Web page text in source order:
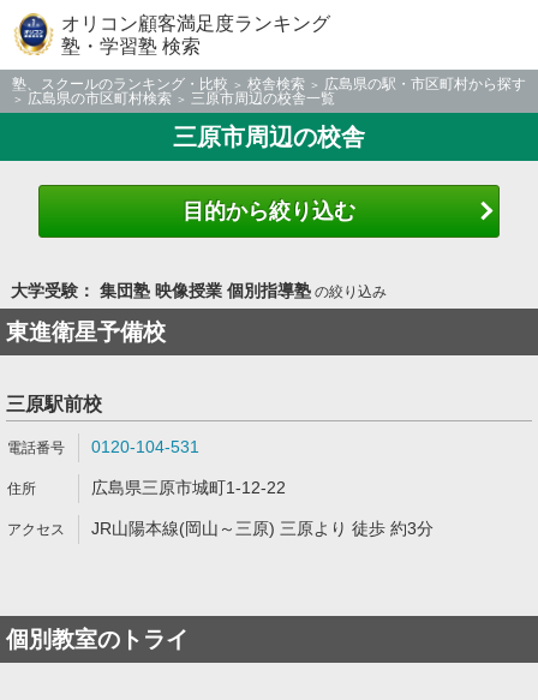
オリコン顧客満足度ランキング
塾・学習塾 検索
塾、スクールのランキング・比較 校舎検索
広島県の駅・市区町村から探す
広島県の市区町村検索
三原市周辺の校舎一覧
三原市周辺の校舎
目的から絞り込む
大学受験： 集団塾 映像授業 個別指導塾の絞り込み
東進衛星予備校
三原駅前校
0120-104-531
広島県三原市城町1-12-22
JR山陽本線(岡山～三原) 三原より 徒歩 約3分
個別教室のトライ